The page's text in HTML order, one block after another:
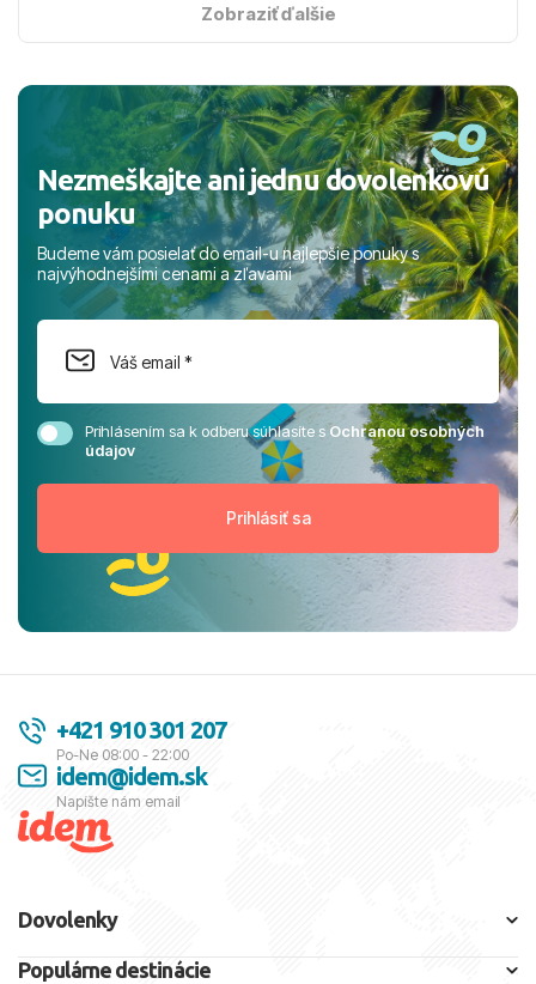
s hviezdičkou. ​Už teraz sa tešíme, kam s nami vyrazíte
Zobraziť ďalšie
Nezmeškajte ani jednu dovolenkovú
ponuku
Budeme vám posielať do email-u najlepšie ponuky s
najvýhodnejšími cenami a zľavami
Prihlásením sa k odberu súhlasíte sOchranou osobných
údajov
+421 910 301 207
Po-Ne 08:00 - 22:00
idem@idem.sk
Napíšte nám email
Dovolenky
Populárne destinácie